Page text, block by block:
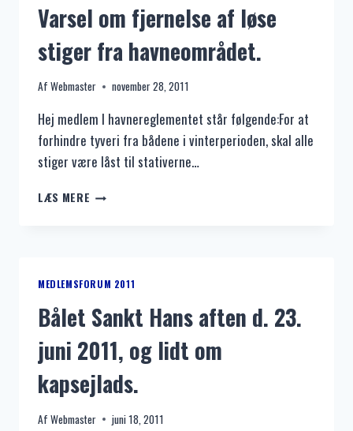
Varsel om fjernelse af løse
stiger fra havneområdet.
Af Webmaster november 28, 2011
Hej medlem I havnereglementet står følgende:For at
forhindre tyveri fra bådene i vinterperioden, skal alle
stiger være låst til stativerne…
LÆS MERE VARSEL
FRA
HAVNEOMRÅDET.
MEDLEMSFORUM 2011
Bålet Sankt Hans aften d. 23.
juni 2011, og lidt om
kapsejlads.
Af Webmaster juni 18, 2011